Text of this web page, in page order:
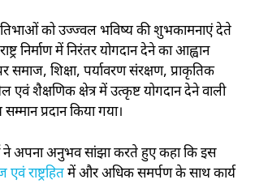
को उज्ज्वल भविष्य की शुभकामनाएं देते
निर्माण में निरंतर योगदान देने का आह्वान
समाज, शिक्षा, पर्यावरण संरक्षण, प्राकृतिक
शैक्षणिक क्षेत्र में उत्कृष्ट योगदान देने वाली
प्रदान किया गया।
ने अपना अनुभव सांझा करते हुए कहा कि इस
राष्ट्रहितमें और अधिक समर्पण के साथ कार्य